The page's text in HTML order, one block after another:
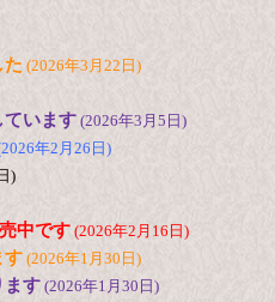
た (2026年3月22日)
ています (2026年3月5日)
年2月26日)
)
中です (2026年2月16日)
す (2026年1月30日)
ます (2026年1月30日)